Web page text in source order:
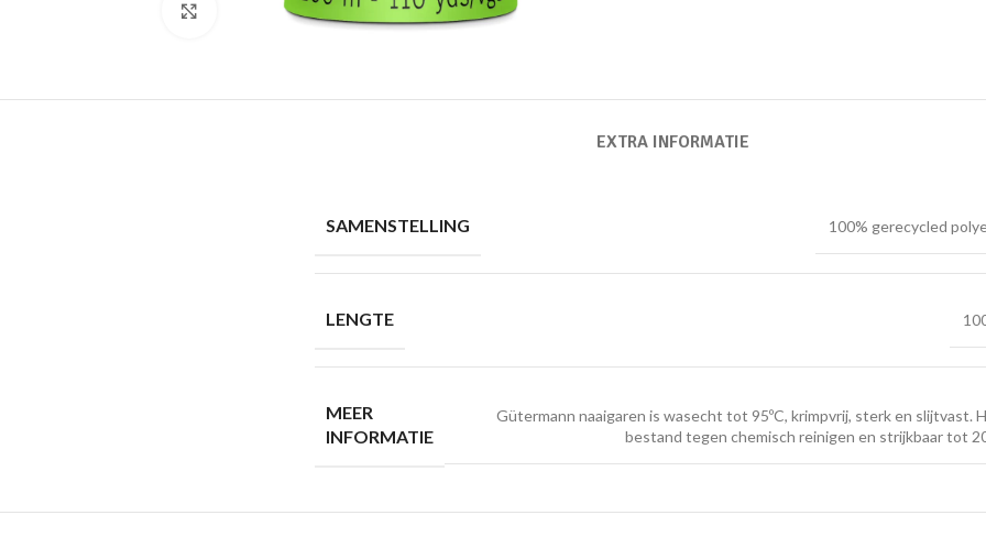
Click to enlarge
EXTRA INFORMATIE
SAMENSTELLING 100% gerecycled
LENGTE
MEER
INFORMATIE
Gütermann naaigaren is wasecht tot 95ºC, krimpvrij, sterk en slijtvast.
bestand tegen chemisch reinigen en strijkbaar tot